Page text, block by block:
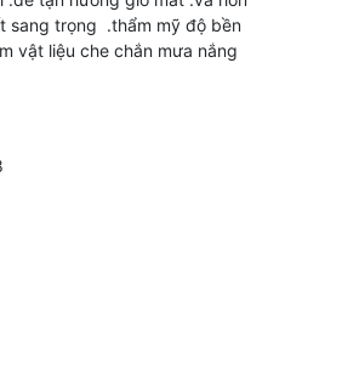
sang trọng .thẩm mỹ độ bền
vật liệu che chắn mưa nắng